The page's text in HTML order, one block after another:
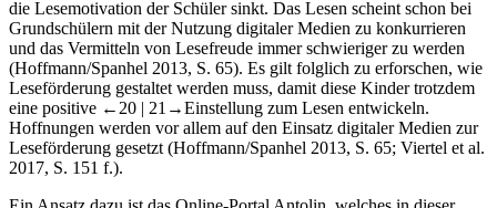
151) bezeichnet werden. Dies wird als Grund dafür gesehen, dass
die Lesemotivation der Schüler sinkt. Das Lesen scheint schon bei
Grundschülern mit der Nutzung digitaler Medien zu konkurrieren
und das Vermitteln von Lesefreude immer schwieriger zu werden
(Hoffmann/Spanhel2013, S. 65). Es gilt folglich zu erforschen, wie
Leseförderung gestaltet werden muss, damit diese Kinder trotzdem
eine positive←20 |21→Einstellung zum Lesen entwickeln.
Hoffnungen werden vor allem auf den Einsatz digitaler Medien zur
Leseförderung gesetzt (Hoffmann/Spanhel